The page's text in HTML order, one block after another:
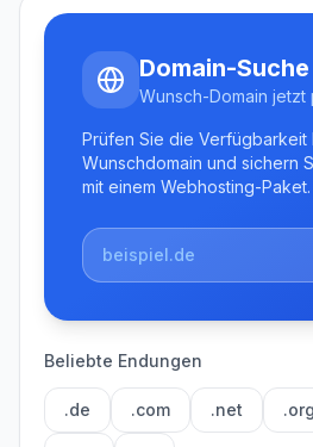
Domain-Suche
Wunsch-Domain jetzt
Prüfen Sie die Verfügbarkeit
Wunschdomain und sichern
mit einem Webhosting-Paket.
Beliebte Endungen
.de .com .net .org